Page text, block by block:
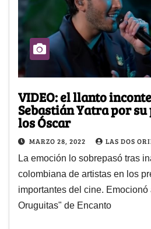
VIDEO: el llanto
Sebastián Yatra por
los Óscar
MARZO 28, 2022 LAS DOS
La emoción lo sobrepasó tras
colombiana de artistas en los
importantes del cine.
Oruguitas" de Encanto